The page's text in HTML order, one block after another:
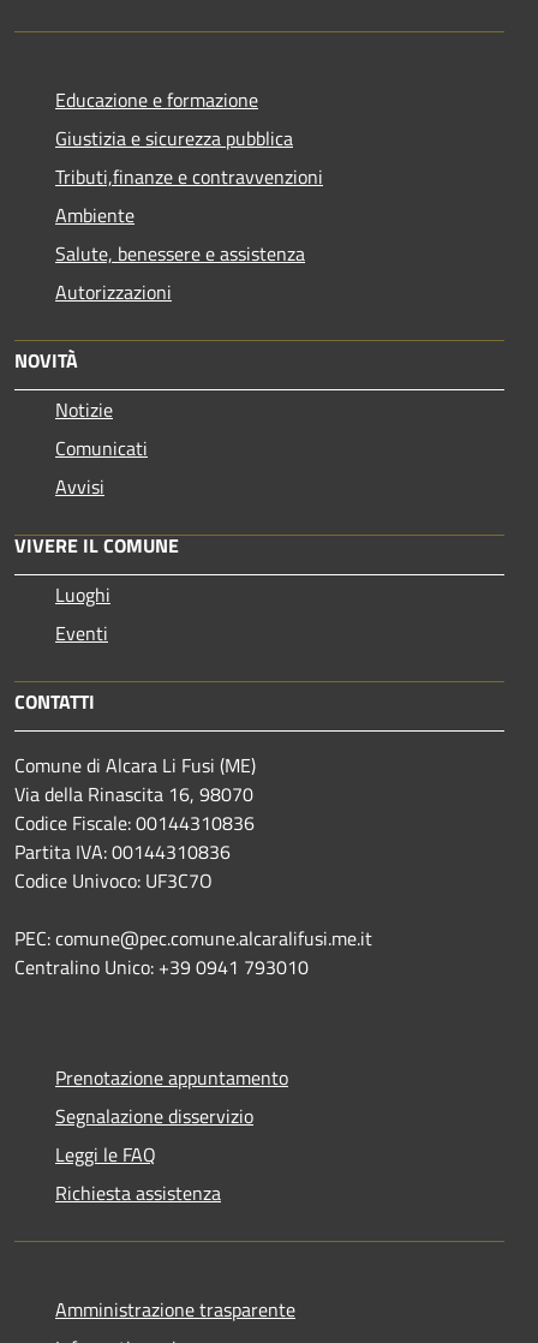
Educazione e formazione
Giustizia e sicurezza pubblica
Tributi,finanze e contravvenzioni
Ambiente
Salute, benessere e assistenza
Autorizzazioni
NOVITÀ
Notizie
Comunicati
Avvisi
VIVERE IL COMUNE
Luoghi
Eventi
CONTATTI
Comune di Alcara Li Fusi (ME)
Via della Rinascita 16, 98070
Codice Fiscale: 00144310836
Partita IVA: 00144310836
Codice Univoco: UF3C7O
PEC: comune@pec.comune.alcaralifusi.me.it
Centralino Unico: +39 0941 793010
Prenotazione appuntamento
Segnalazione disservizio
Leggi le FAQ
Richiesta assistenza
Amministrazione trasparente